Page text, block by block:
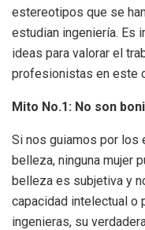
estereotipos que se
estudian ingeniería. Es
ideas para valorar el
profesionistas en este
Mito No.1: No son
Si nos guiamos por los
belleza, ninguna mujer
belleza es subjetiva y
capacidad intelectual o
ingenieras, su